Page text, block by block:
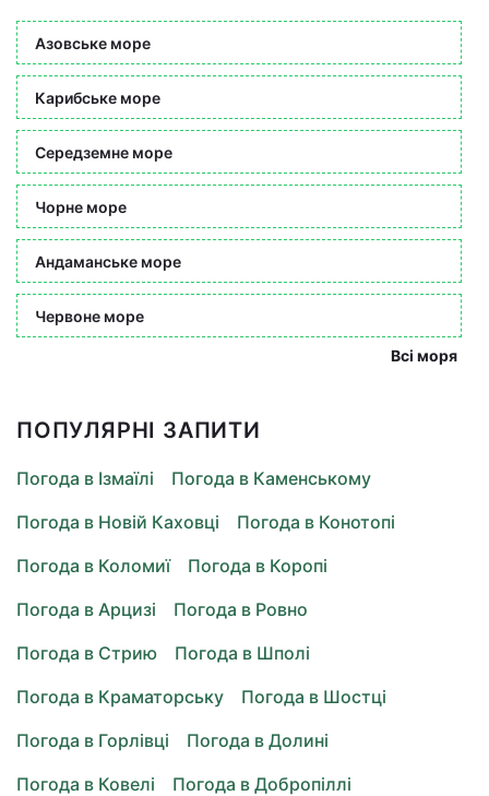
Азовське море
Карибське море
Середземне море
Чорне море
Андаманське море
Червоне море
Всі моря
ПОПУЛЯРНІ ЗАПИТИ
Погода в Ізмаїлі
Погода в Каменському
Погода в Новій Каховці
Погода в Конотопі
Погода в Коломиї
Погода в Коропі
Погода в Арцизі
Погода в Ровно
Погода в Стрию
Погода в Шполі
Погода в Краматорську
Погода в Шостці
Погода в Горлівці
Погода в Долині
Погода в Ковелі
Погода в Добропіллі